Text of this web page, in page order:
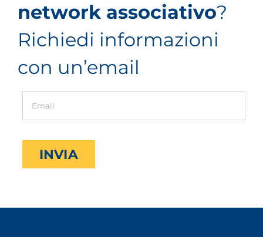
network associativo?
Richiedi informazioni
con un’email